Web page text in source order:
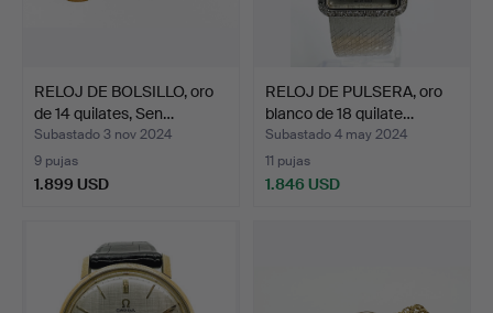
RELOJ DE BOLSILLO, oro
de 14 quilates, Sen…
Subastado 3 nov 2024
9 pujas
1.899 USD
RELOJ DE PULSERA, oro
blanco de 18 quilate…
Subastado 4 may 2024
11 pujas
1.846 USD